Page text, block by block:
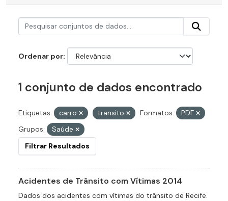
Ordenar por
1 conjunto de dados encontrado
Etiquetas: carro transito Formatos:
PDF
Grupos:
Saúde
Filtrar Resultados
Acidentes de Trânsito com Vítimas 2014
Dados dos acidentes com vítimas do trânsito de Recife.